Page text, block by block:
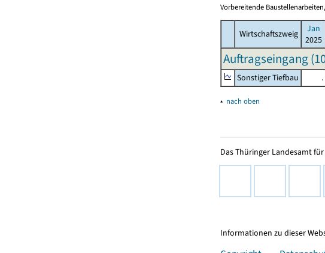
Vorbereitende
Wirtschaftszweig
Jan
2025
Auftragseingang (
Sonstiger Tiefbau .
▴ nach oben
Das Thüringer Landesamt
Informationen zu dieser